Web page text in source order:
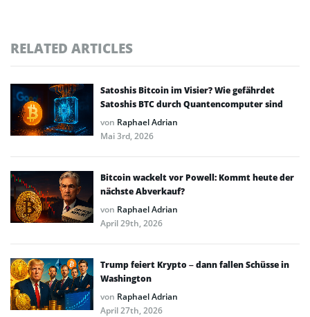
RELATED ARTICLES
Satoshis Bitcoin im Visier? Wie gefährdet
Satoshis BTC durch Quantencomputer sind
von Raphael Adrian
Mai 3rd, 2026
Bitcoin wackelt vor Powell: Kommt heute der
nächste Abverkauf?
von Raphael Adrian
April 29th, 2026
Trump feiert Krypto – dann fallen Schüsse in
Washington
von Raphael Adrian
April 27th, 2026